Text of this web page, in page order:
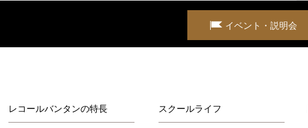
イベント・説明会
レコールバンタンの特長 スクールライフ